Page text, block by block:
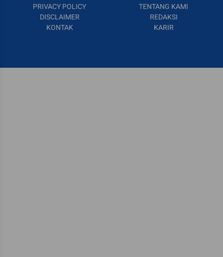
PRIVACY POLICY
TENTANG KAMI
DISCLAIMER
REDAKSI
KONTAK
KARIR